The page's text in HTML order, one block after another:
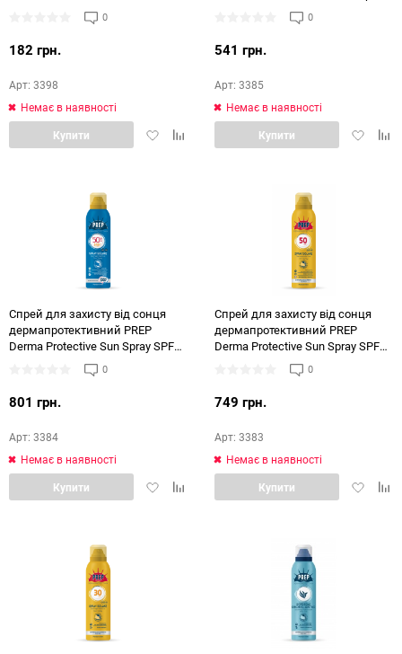
0
182 грн.
Арт: 3398
Немає в наявності
ДодатиДодати
Купити
0
541 грн.
Арт: 3385
Немає в наявності
Додати
Купити
Спрей для захисту від сонця
дермапротективний PREP
Derma Protective Sun Spray SPF
0
801 грн.
Арт: 3384
Немає в наявності
ДодатиДодати
Купити
Спрей для захисту від сонця
дермапротективний PREP
Derma Protective Sun Spray SPF
0
749 грн.
Арт: 3383
Немає в наявності
Додати
Купити